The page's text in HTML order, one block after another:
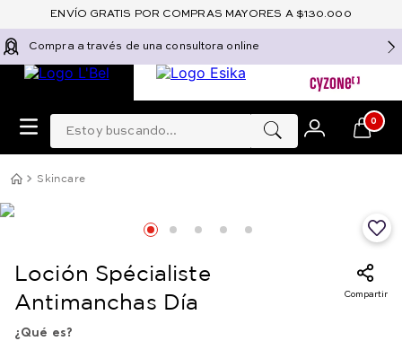
Compra a través de una consultora online
Estoy buscando... 0
ENVÍO GRATIS POR COMPRAS MAYORES A $130.000
Skincare
Loción Spécialiste
Antimanchas Día
Compartir
¿Qué es?